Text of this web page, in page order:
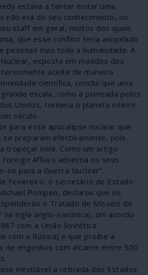
estava a tentar evitar uma
não era do seu conhecimento, ou
staff em geral, muitos dos quais
que esse conflito teria aniquilado
pessoas mas toda a humanidade. A
exposta em meados dos
aceite de maneira
científica, conclui que uma
escala, como a planeada pelos
Unidos, tornaria o planeta inteiro
século.
para esse apocalipse nuclear que
se preparam efectivamente, pois
tropeçar nele. Como um artigo
Affairs advertia os seus
se para a Guerra Nuclear”.
Fevereiro, o secretário de Estado
Pompeo, declarou que os
o Tratado de Mísseis de
na sigla anglo-saxónica), um acordo
com a União Soviética
com a Rússia) e que proíbe a
de engenhos com alcance entre 500
inevitável a retirada dos Estados